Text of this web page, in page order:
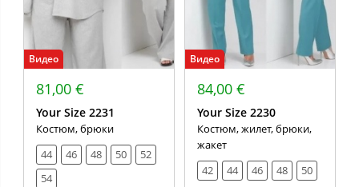
Видео
81,00 €
Your Size 2231
Костюм, брюки
44
46 48 50
52
54
Видео
84,00 €
Your Size 2230
Костюм, жилет, брюки,
жакет
42
44 46 48 50